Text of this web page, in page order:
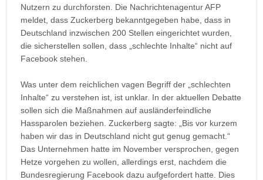
Nutzern zu durchforsten. Die Nachrichtenagentur AFP
meldet, dass Zuckerberg bekanntgegeben habe, dass in
Deutschland inzwischen 200 Stellen eingerichtet wurden,
die sicherstellen sollen, dass „schlechte Inhalte“ nicht auf
Facebook stehen.
Was unter dem reichlichen vagen Begriff der „schlechten
Inhalte“ zu verstehen ist, ist unklar. In der aktuellen Debatte
sollen sich die Maßnahmen auf ausländerfeindliche
Hassparolen beziehen. Zuckerberg sagte: „Bis vor kurzem
haben wir das in Deutschland nicht gut genug gemacht.“
Das Unternehmen hatte im November versprochen, gegen
Hetze vorgehen zu wollen, allerdings erst, nachdem die
Bundesregierung Facebook dazu aufgefordert hatte. Dies